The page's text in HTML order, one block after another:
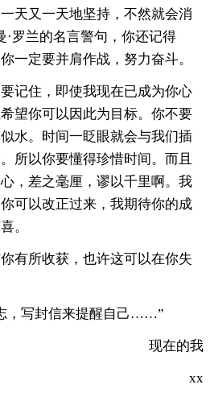
天又一天地坚持，不然就会消
·罗兰的名言警句，你还记得
一定要并肩作战，努力奋斗。
住，即使我现在已成为你心
望你可以因此为目标。你不要
水。时间一眨眼就会与我们插
所以你要懂得珍惜时间。而且
，差之毫厘，谬以千里啊。我
可以改正过来，我期待你的成
。
所收获，也许这可以在你失
写封信来提醒自己……”
现在的我
xx